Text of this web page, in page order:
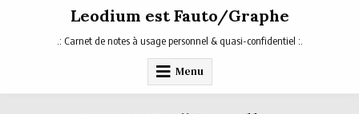
Leodium est Fauto/Graphe
.: Carnet de notes à usage personnel & quasi-confidentiel :.
Menu